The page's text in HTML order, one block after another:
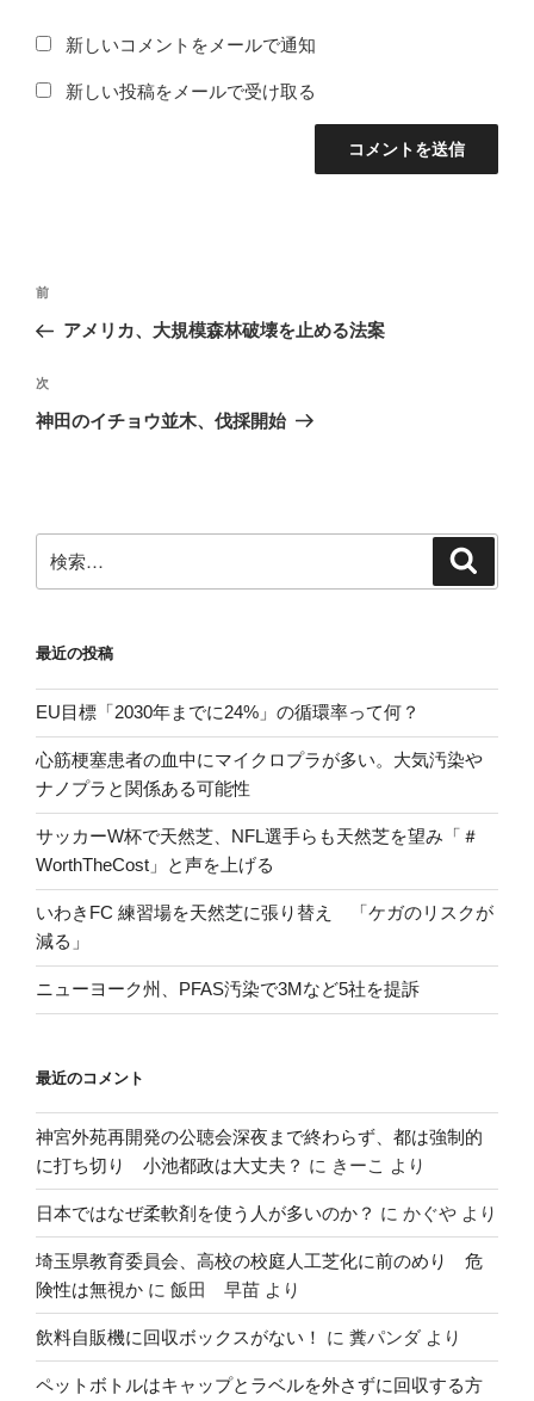
新しいコメントをメールで通知
新しい投稿をメールで受け取る
投
ナ
ビ
ゲ
ン
前
の
稿
前
アメリカ、大規模森林破壊を止める法案
次
の
次
神田のイチョウ並木、伐採開始
索:
最近の投稿
EU目標「2030年までに24%」の循環率って何？
心筋梗塞患者の血中にマイクロプラが多い。大気汚染や
ナノプラと関係ある可能性
サッカーW杯で天然芝、NFL選手らも天然芝を望み「＃
WorthTheCost」と声を上げる
いわきFC 練習場を天然芝に張り替え 「ケガのリスクが
減る」
ニューヨーク州、PFAS汚染で3Mなど5社を提訴
最近のコメント
神宮外苑再開発の公聴会深夜まで終わらず、都は強制的
に打ち切り 小池都政は大丈夫？ に きーこ より
日本ではなぜ柔軟剤を使う人が多いのか？ に かぐや より
埼玉県教育委員会、高校の校庭人工芝化に前のめり 危
険性は無視か に 飯田 早苗 より
飲料自販機に回収ボックスがない！ に 糞パンダ より
ペットボトルはキャップとラベルを外さずに回収する方